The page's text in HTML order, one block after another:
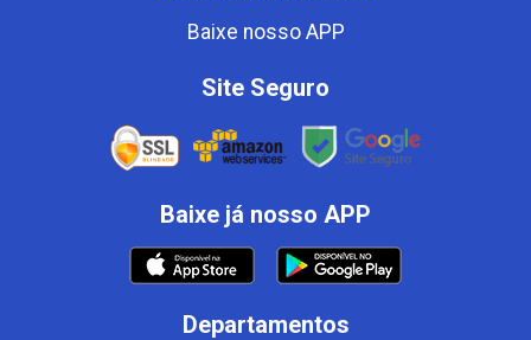
Baixe nosso APP
Site Seguro
Baixe já nosso APP
Departamentos